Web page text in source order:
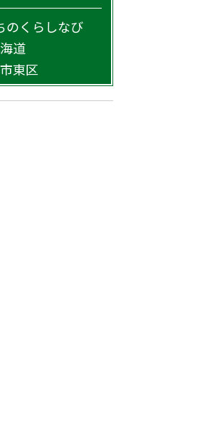
のくらしなび
道
東区